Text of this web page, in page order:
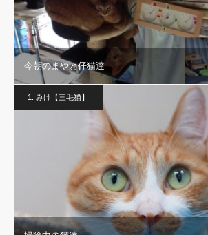
今朝のまやと仔猫達
1. みけ【三毛猫】